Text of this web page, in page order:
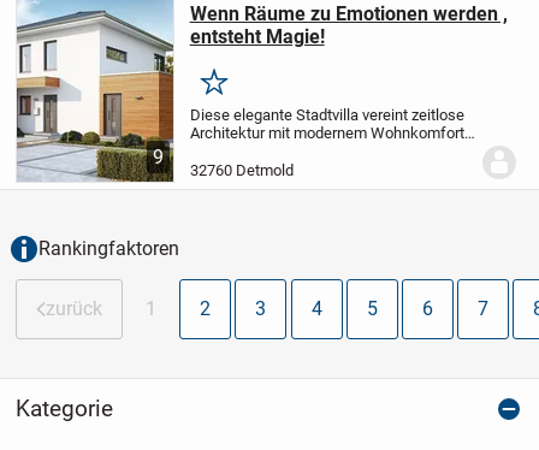
9
Wenn Räume zu Emotionen werden ,
entsteht Magie!
Merken
Diese elegante Stadtvilla vereint zeitlose
Architektur mit modernem Wohnkomfort
Nettogrundfläche von ca. 145 m² den
idealen Lebensraum für anspruchsvolle
32760 Detmold
Rankingfaktoren
zurück 1 2 3 4 5 6 7
Kategorie